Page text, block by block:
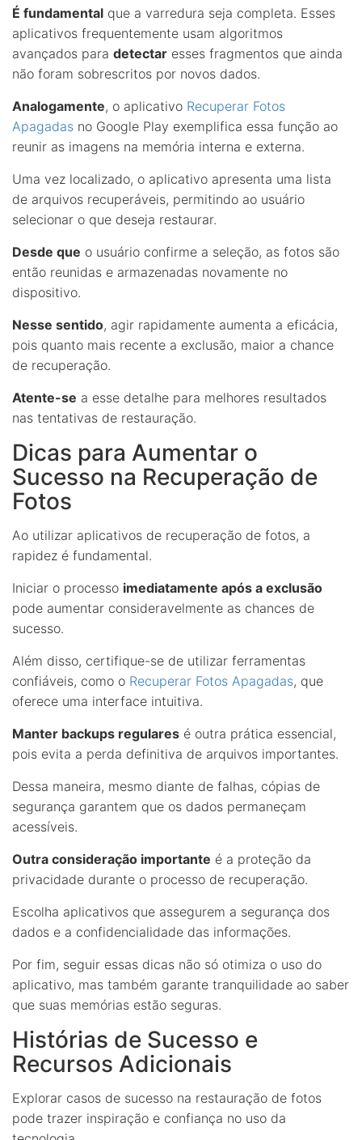
É fundamental que a varredura seja completa. Esses
aplicativos frequentemente usam algoritmos
avançados para detectar esses fragmentos que ainda
não foram sobrescritos por novos dados.
Analogamente, o aplicativo Recuperar Fotos
Apagadas no Google Play exemplifica essa função ao
reunir as imagens na memória interna e externa.
Uma vez localizado, o aplicativo apresenta uma lista
de arquivos recuperáveis, permitindo ao usuário
selecionar o que deseja restaurar.
Desde que o usuário confirme a seleção, as fotos são
então reunidas e armazenadas novamente no
dispositivo.
Nesse sentido, agir rapidamente aumenta a eficácia,
pois quanto mais recente a exclusão, maior a chance
de recuperação.
Atente-se a esse detalhe para melhores resultados
nas tentativas de restauração.
Dicas para Aumentar o
Sucesso na Recuperação de
Fotos
Ao utilizar aplicativos de recuperação de fotos, a
rapidez é fundamental.
Iniciar o processo imediatamente após a exclusão
pode aumentar consideravelmente as chances de
sucesso.
Além disso, certifique-se de utilizar ferramentas
confiáveis, como o Recuperar Fotos Apagadas, que
oferece uma interface intuitiva.
Manter backups regulares é outra prática essencial,
pois evita a perda definitiva de arquivos importantes.
Dessa maneira, mesmo diante de falhas, cópias de
segurança garantem que os dados permaneçam
acessíveis.
Outra consideração importante é a proteção da
privacidade durante o processo de recuperação.
Escolha aplicativos que assegurem a segurança dos
dados e a confidencialidade das informações.
Por fim, seguir essas dicas não só otimiza o uso do
aplicativo, mas também garante tranquilidade ao saber
que suas memórias estão seguras.
Histórias de Sucesso e
Recursos Adicionais
Explorar casos de sucesso na restauração de fotos
pode trazer inspiração e confiança no uso da